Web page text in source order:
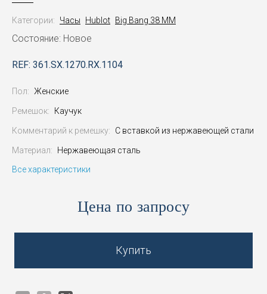
Категории: Часы Hublot Big Bang 38 MM
Состояние: Новое
REF: 361.SX.1270.RX.1104
Пол: Женские
Ремешок: Каучук
Комментарий к ремешку: С вставкой из нержавеющей стали
Материал:
Нержавеющая сталь
Все характеристики
Цена по запросу
Купить